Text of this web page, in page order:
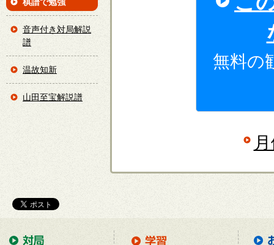
無料の
音声付き対局解説
譜
温故知新
山田至宝解説譜